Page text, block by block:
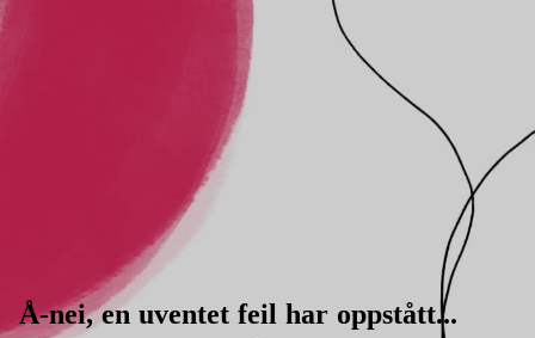
Å-nei, en uventet feil har oppstått...